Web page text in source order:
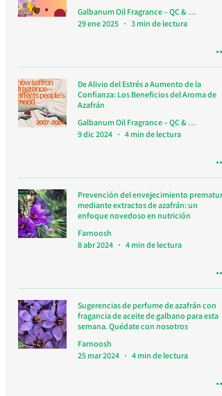
Galbanum Oil Fragrance – QC & Research Team
29 ene 2025
3 min de lectura
De Alivio del Estrés a Aumento de la
Confianza: Los Beneficios del Aroma de
Azafrán
Galbanum Oil Fragrance – QC & Research Team
9 dic 2024
4 min de lectura
Prevención del envejecimiento prematuro
mediante extractos de azafrán: un
enfoque novedoso en nutrición
Farnoosh
8 abr 2024
4 min de lectura
Sugerencias de perfume de azafrán con
fragancia de aceite de galbano para esta
semana. Quédate con nosotros
Farnoosh
25 mar 2024
4 min de lectura